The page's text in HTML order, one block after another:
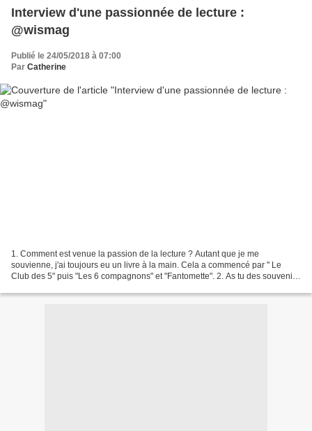
Interview d'une passionnée de lecture :
@wismag
Publié le 24/05/2018 à 07:00
Par Catherine
1. Comment est venue la passion de la lecture ? Autant que je me
souvienne, j'ai toujours eu un livre à la main. Cela a commencé par " Le
Club des 5" puis "Les 6 compagnons" et "Fantomette". 2. As tu des souvenirs